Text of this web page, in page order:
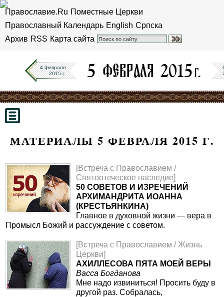
Православие.Ru Поместные Церкви
Православный Календарь English Српска
Архив RSS Карта сайта
4 февраля
2015 г.
МАТЕРИАЛЫ 5 ФЕВРАЛЯ 2015 Г.
[Встреча с Православием /
Святоотеческое наследие]
50 СОВЕТОВ И ИЗРЕЧЕНИЙ
АРХИМАНДРИТА ИОАННА
(КРЕСТЬЯНКИНА)
Главное в духовной жизни — вера в
Промысл Божий и рассуждение с советом.
[Встреча с Православием / Жизнь
Церкви]
АХИЛЛЕСОВА ПЯТА МОЕЙ ВЕРЫ
Васса Богданова
Мне надо извиниться! Просить буду в
другой раз. Собралась,